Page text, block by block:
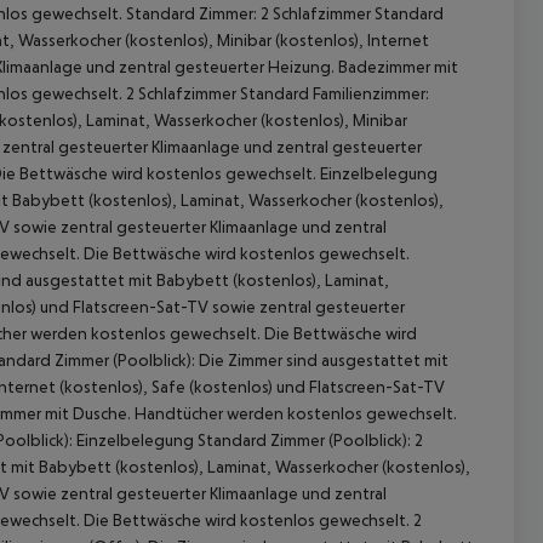
gewechselt. Standard Zimmer: 2 Schlafzimmer Standard
Wasserkocher (kostenlos), Minibar (kostenlos), Internet
und zentral gesteuerter Heizung. Badezimmer mit
gewechselt. 2 Schlafzimmer Standard Familienzimmer:
Laminat, Wasserkocher (kostenlos), Minibar
gesteuerter Klimaanlage und zentral gesteuerter
Bettwäsche wird kostenlos gewechselt. Einzelbelegung
Babybett (kostenlos), Laminat, Wasserkocher (kostenlos),
sowie zentral gesteuerter Klimaanlage und zentral
Die Bettwäsche wird kostenlos gewechselt.
ausgestattet mit Babybett (kostenlos), Laminat,
und Flatscreen-Sat-TV sowie zentral gesteuerter
werden kostenlos gewechselt. Die Bettwäsche wird
Zimmer (Poolblick): Die Zimmer sind ausgestattet mit
(kostenlos), Safe (kostenlos) und Flatscreen-Sat-TV
mit Dusche. Handtücher werden kostenlos gewechselt.
Einzelbelegung Standard Zimmer (Poolblick): 2
Babybett (kostenlos), Laminat, Wasserkocher (kostenlos),
sowie zentral gesteuerter Klimaanlage und zentral
Die Bettwäsche wird kostenlos gewechselt. 2